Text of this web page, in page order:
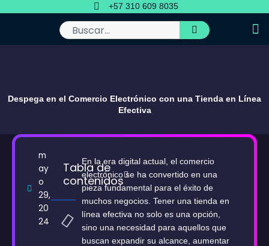
+57 310 609 8035
Despega en el Comercio Electrónico con una Tienda en Línea
Efectiva
m
ay
o
29,
20
24
Tabla de
contenidos
En la era digital actual, el comercio
electrónico se ha convertido en una
pieza fundamental para el éxito de
muchos negocios. Tener una tienda en
línea efectiva no solo es una opción,
sino una necesidad para aquellos que
buscan expandir su alcance, aumentar